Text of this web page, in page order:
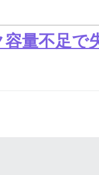
量不足で